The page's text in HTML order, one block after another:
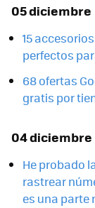
05 diciembre
15
perfectos
68 ofertas
gratis por
04 diciembre
He probado
rastrear
es una parte